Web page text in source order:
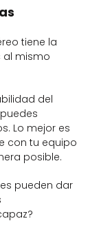
tiene la
al mismo
Lo mejor es
con tu equipo
posible.
pueden dar